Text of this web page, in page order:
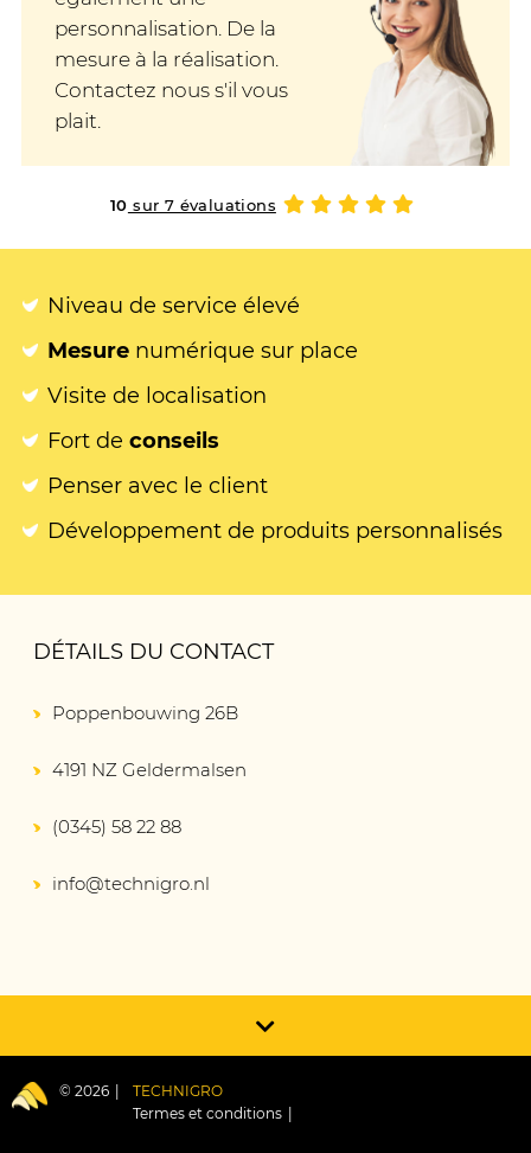
personnalisation. De la
mesure à la réalisation.
Contactez nous s'il vous
plait.
10 sur 7 évaluations
Niveau de service élevé
Mesure numérique sur place
Visite de localisation
Fort de conseils
Penser avec le client
Développement de produits personnalisés
DÉTAILS DU CONTACT
Poppenbouwing 26B
4191 NZ Geldermalsen
(0345) 58 22 88
info@technigro.nl
© 2026
TECHNIGRO
Termes et conditions